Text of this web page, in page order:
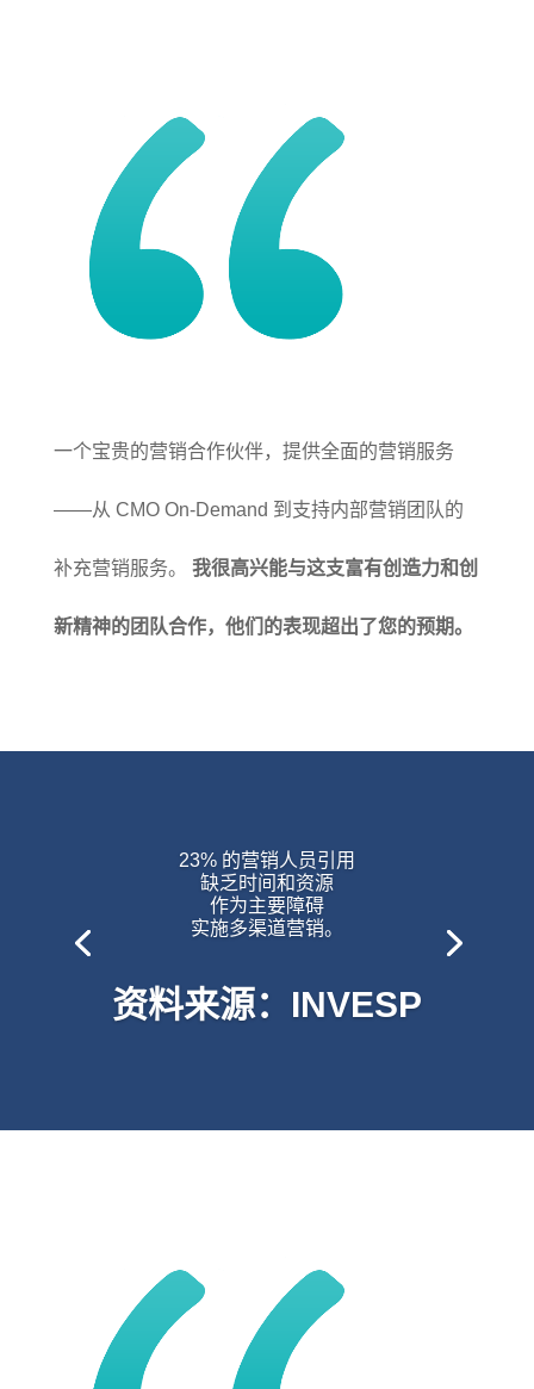
一个宝贵的营销合作伙伴，提供全面的营销服务
——从 CMO On-Demand 到支持内部营销团队的
补充营销服务。 我很高兴能与这支富有创造力和创
新精神的团队合作，他们的表现超出了您的预期。
23% 的营销人员引用
缺乏时间和资源
作为主要障碍
实施多渠道营销。
资料来源：INVESP